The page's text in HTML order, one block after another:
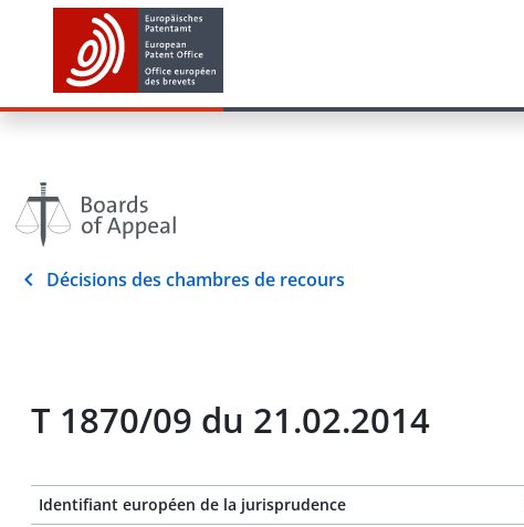
Décisions des chambres de recours
T 1870/09 du 21.02.2014
Identifiant européen de la jurisprudence